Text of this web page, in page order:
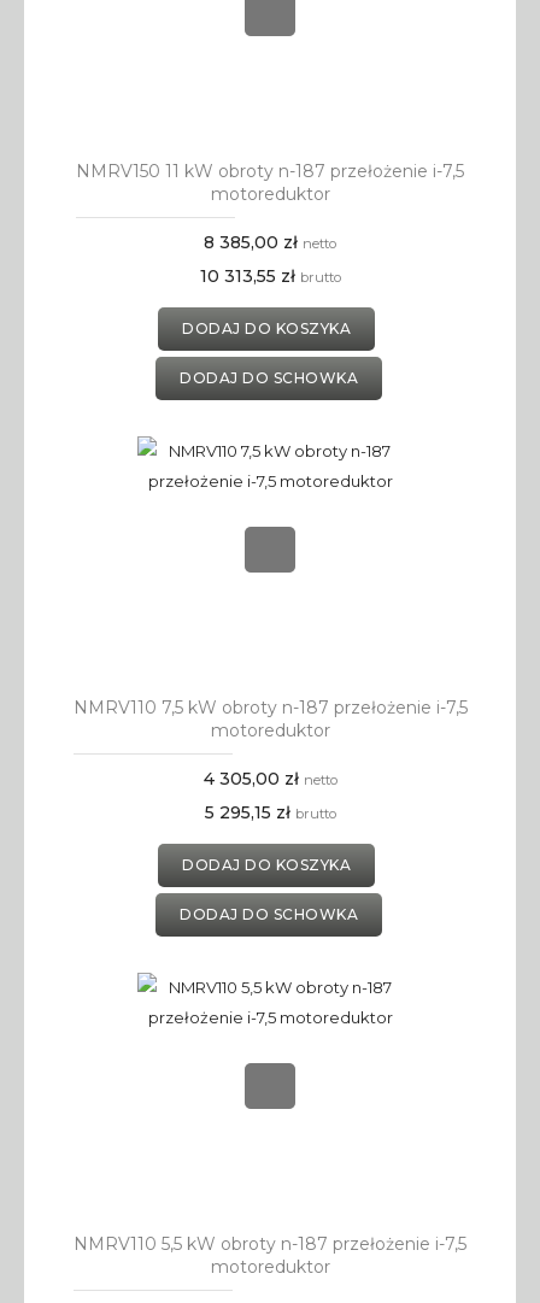
NMRV150 11 kW obroty n-187 przełożenie i-7,5
motoreduktor
8 385,00 zł netto
10 313,55 zł brutto
DODAJ DO KOSZYKA
DODAJ DO SCHOWKA
NMRV110 7,5 kW obroty n-187 przełożenie i-7,5
motoreduktor
4 305,00 zł netto
5 295,15 zł brutto
DODAJ DO KOSZYKA
DODAJ DO SCHOWKA
NMRV110 5,5 kW obroty n-187 przełożenie i-7,5
motoreduktor